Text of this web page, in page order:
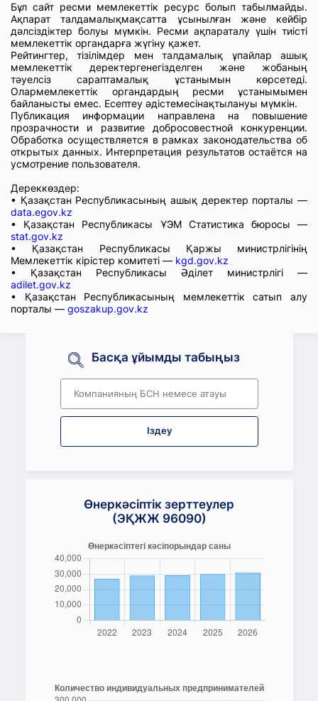
Бұл сайт ресми мемлекеттік ресурс болып табылмайды.
Ақпарат талдамалықмақсатта ұсынылған және кейбір
дәлсіздіктер болуы мүмкін. Ресми ақпараталу үшін тиісті
мемлекеттік органдарға жүгіну қажет.
Рейтингтер, тізілімдер мен талдамалық ұпайлар ашық
мемлекеттік деректергенегізделген және жобаның
тәуелсіз сараптамалық ұстанымын көрсетеді.
Олармемлекеттік органдардың ресми ұстанымымен
байланысты емес. Есептеу әдістемесінақтылануы мүмкін.
Публикация информации направлена на повышение
прозрачности и развитие добросовестной конкуренции.
Обработка осуществляется в рамках законодательства об
открытых данных. Интерпретация результатов остаётся на
усмотрение пользователя.
Дереккөздер:
• Қазақстан Республикасының ашық деректер порталы —
data.egov.kz
• Қазақстан Республикасы ҰЭМ Статистика бюросы —
stat.gov.kz
• Қазақстан Республикасы Қаржы министрлігінің
Мемлекеттік кірістер комитеті — kgd.gov.kz
• Қазақстан Республикасы Әділет министрлігі —
adilet.gov.kz
• Қазақстан Республикасының мемлекеттік сатып алу
порталы — goszakup.gov.kz
Басқа ұйымды табыңыз
Іздеу
Өнеркәсіптік зерттеулер
(ЭҚЖЖ 96090)